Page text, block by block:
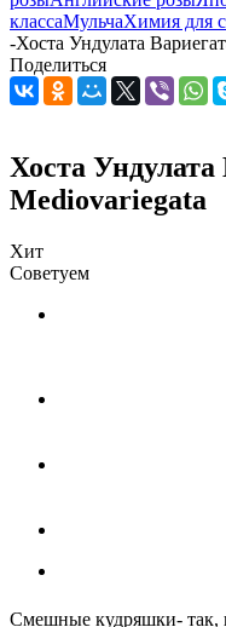
классаМульчаХимия для
-Хоста Ундулата
Поделиться
Хоста
Mediovariegata
Хит
Советуем
Смешные кудряшки- так,